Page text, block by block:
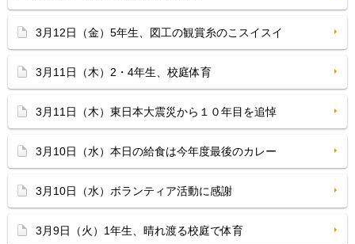
3月12日（金）5年生、図工の観賞糸のこスイスイ
3月11日（木）2・4年生、校庭体育
3月11日（木）東日本大震災から１０年目を追悼
3月10日（水）本日の給食は今年度最後のカレー
3月10日（水）ボランティア活動に感謝
3月9日（火）1年生、晴れ渡る校庭で体育